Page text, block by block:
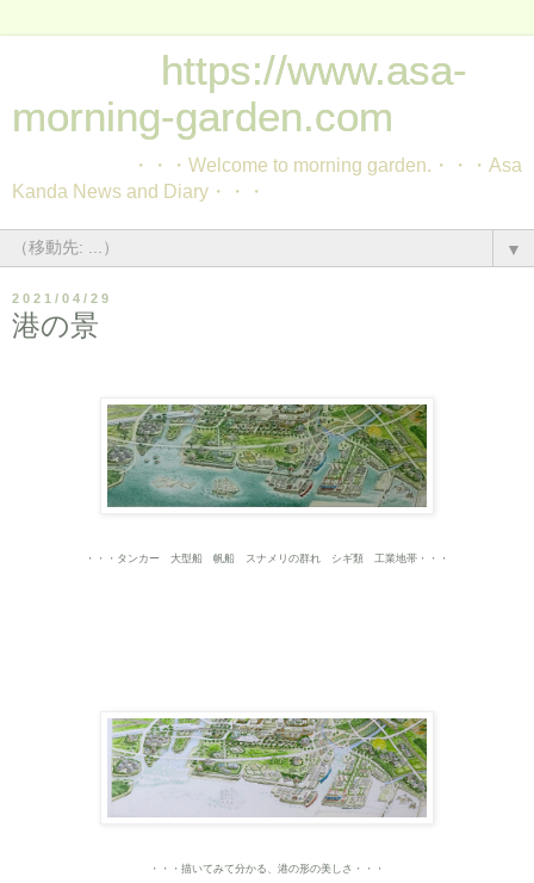
https://www.asa-
morning-garden.com
・・・Welcome to morning garden.・・・Asa
Kanda News and Diary・・・
▼
2021/04/29
港の景
・・・タンカー 大型船 帆船 スナメリの群れ シギ類 工業地帯・・・
・・・描いてみて分かる、港の形の美しさ・・・